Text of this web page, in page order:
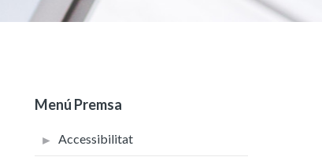
Menú Premsa
Accessibilitat